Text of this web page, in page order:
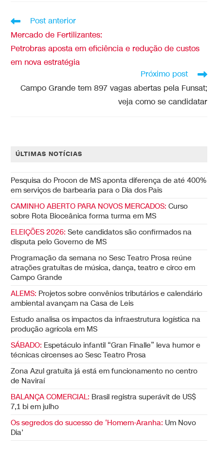
Post anterior
Mercado de Fertilizantes:
Petrobras aposta em eficiência e redução de custos
em nova estratégia
Próximo post
Campo Grande tem 897 vagas abertas pela Funsat;
veja como se candidatar
ÚLTIMAS NOTÍCIAS
Pesquisa do Procon de MS aponta diferença de até 400%
em serviços de barbearia para o Dia dos Pais
CAMINHO ABERTO PARA NOVOS MERCADOS: Curso
sobre Rota Bioceânica forma turma em MS
ELEIÇÕES 2026: Sete candidatos são confirmados na
disputa pelo Governo de MS
Programação da semana no Sesc Teatro Prosa reúne
atrações gratuitas de música, dança, teatro e circo em
Campo Grande
ALEMS: Projetos sobre convênios tributários e calendário
ambiental avançam na Casa de Leis
Estudo analisa os impactos da infraestrutura logística na
produção agrícola em MS
SÁBADO: Espetáculo infantil “Gran Finalle” leva humor e
técnicas circenses ao Sesc Teatro Prosa
Zona Azul gratuita já está em funcionamento no centro
de Naviraí
BALANÇA COMERCIAL: Brasil registra superávit de US$
7,1 bi em julho
Os segredos do sucesso de ‘Homem-Aranha: Um Novo
Dia’